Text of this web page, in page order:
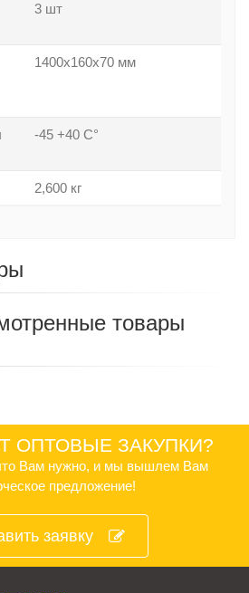
3 шт
1400х160х70 мм
-45 +40 С°
2,600 кг
товары
ОПТОВЫЕ ЗАКУПКИ?
Вам нужно, и мы вышлем Вам
предложение!
заявку